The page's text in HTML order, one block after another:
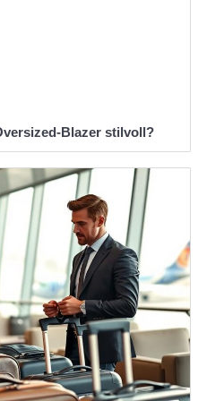
Blazer stilvoll?